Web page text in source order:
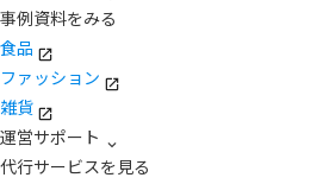
事例資料をみる
食品
ファッション
雑貨
運営サポート
代行サービスを見る